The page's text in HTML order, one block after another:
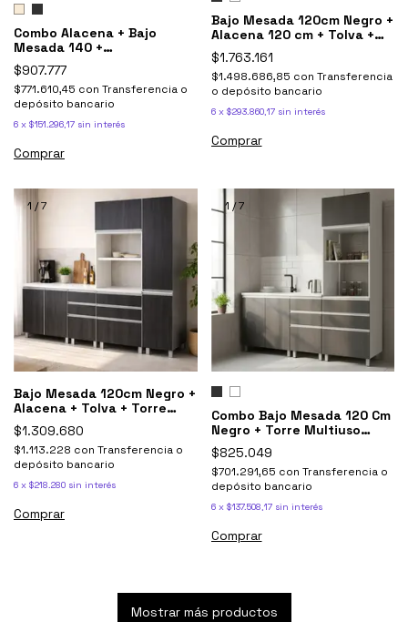
Combo Alacena + Bajo
Mesada 140 +
Sobrepurificador Potenza
$907.777
$771.610,45 con Transferencia o
depósito bancario
6 x $151.296,17 sin interés
Comprar
Bajo Mesada 120cm Negro +
Alacena 120 cm + Tolva +
Torre Potenza
$1.763.161
$1.498.686,85 con Transferencia
o depósito bancario
6 x $293.860,17 sin interés
Comprar
1 /7
Bajo Mesada 120cm Negro +
Alacena + Tolva + Torre
Potenza Antracita
$1.309.680
$1.113.228 con Transferencia o
depósito bancario
6 x $218.280 sin interés
Comprar
1 /7
Combo Bajo Mesada 120 Cm
Negro + Torre Multiuso
Potenza
$825.049
$701.291,65 con Transferencia o
depósito bancario
6 x $137.508,17 sin interés
Comprar
Mostrar más productos